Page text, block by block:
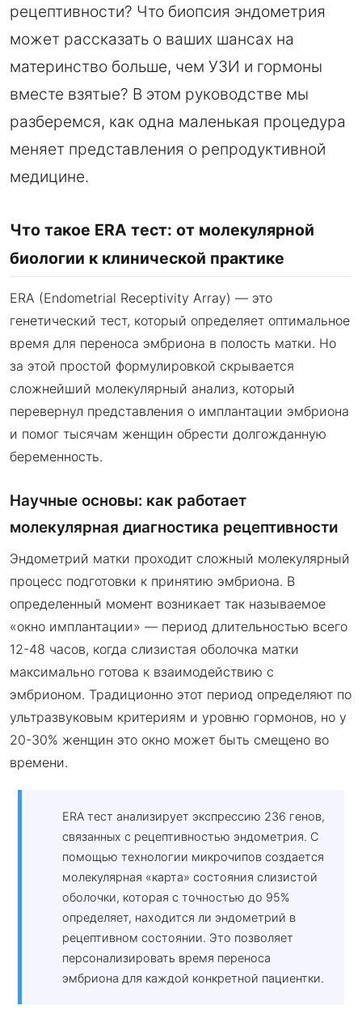
рецептивности? Что биопсия эндометрия
может рассказать о ваших шансах на
материнство больше, чем УЗИ и гормоны
вместе взятые? В этом руководстве мы
разберемся, как одна маленькая процедура
меняет представления о репродуктивной
медицине.
Что такое ERA тест: от молекулярной
биологии к клинической практике
ERA (Endometrial Receptivity Array) — это
генетический тест, который определяет оптимальное
время для переноса эмбриона в полость матки. Но
за этой простой формулировкой скрывается
сложнейший молекулярный анализ, который
перевернул представления о имплантации эмбриона
и помог тысячам женщин обрести долгожданную
беременность.
Научные основы: как работает
молекулярная диагностика рецептивности
Эндометрий матки проходит сложный молекулярный
процесс подготовки к принятию эмбриона. В
определенный момент возникает так называемое
«окно имплантации» — период длительностью всего
12-48 часов, когда слизистая оболочка матки
максимально готова к взаимодействию с
эмбрионом. Традиционно этот период определяют по
ультразвуковым критериям и уровню гормонов, но у
20-30% женщин это окно может быть смещено во
времени.
ERA тест анализирует экспрессию 236 генов,
связанных с рецептивностью эндометрия. С
помощью технологии микрочипов создается
молекулярная «карта» состояния слизистой
оболочки, которая с точностью до 95%
определяет, находится ли эндометрий в
рецептивном состоянии. Это позволяет
персонализировать время переноса
эмбриона для каждой конкретной пациентки.